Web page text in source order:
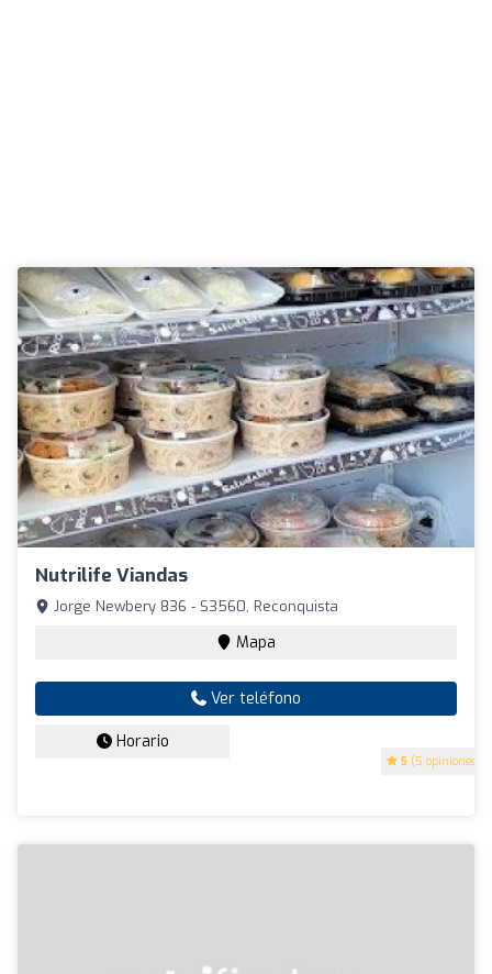
Nutrilife Viandas
5 (5 opiniones)
Jorge Newbery 836 - S3560, Reconquista
Mapa
Ver teléfono
Horario